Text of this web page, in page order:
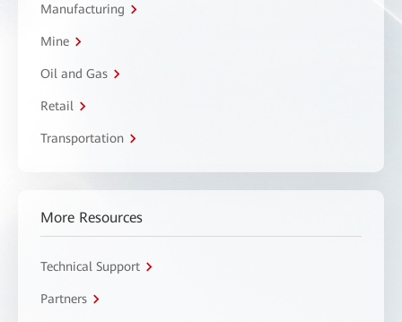
Manufacturing
Mine
Oil and Gas
Retail
Transportation
More Resources
Technical Support
Partners